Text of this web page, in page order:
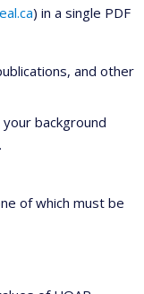
) in a single PDF
and other
background
of which must be